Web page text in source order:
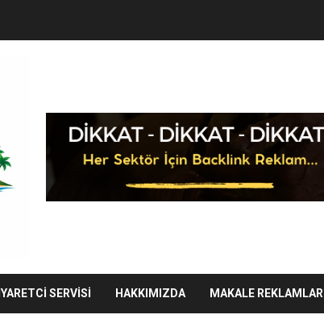
SERVISI HAKKIMIZDA MAKALE REKLAMLARI